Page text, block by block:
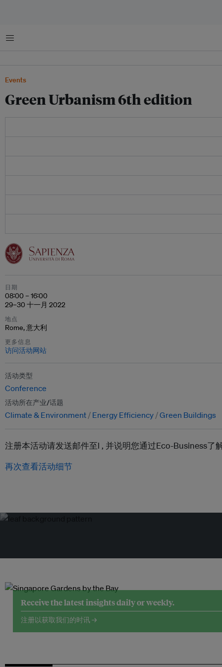
菜单
Events
Green Urbanism 6th edition
日期
08:00 – 16:00
29–30 十一月 2022
地点
Rome, 意大利
更多信息
访问活动网站
活动类型
Conference
活动所在产业/话题
Climate & Environment Energy Efficiency Green Buildings
注册本活动请发送邮件至l , 并说明您通过Eco-Business了
再次查看活动细节
Receive the latest insights daily or weekly.
注册以获取我们的时讯 →